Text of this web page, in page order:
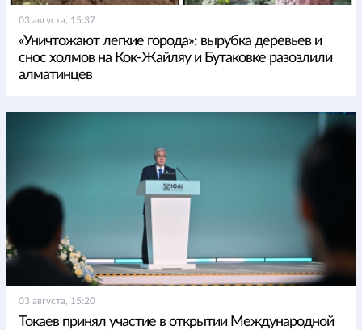
03 августа, 15:37
«Уничтожают легкие города»: вырубка деревьев и
снос холмов на Кок-Жайляу и Бутаковке разозлили
алматинцев
03 августа, 15:20
Токаев принял участие в открытии Международной